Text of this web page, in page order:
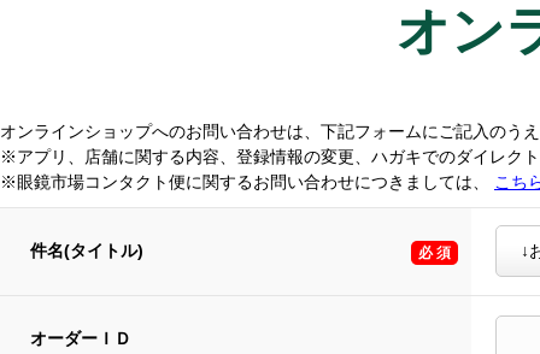
オン
オンラインショップへのお問い合わせは、下記フォームにご記入のう
※アプリ、店舗に関する内容、登録情報の変更、ハガキでのダイレク
※眼鏡市場コンタクト便に関するお問い合わせにつきましては、
こち
件名(タイトル)
オーダーＩＤ